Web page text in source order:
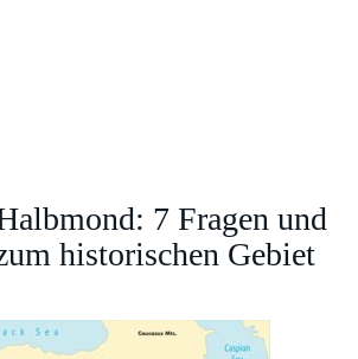
7 Fragen und
historischen Gebiet